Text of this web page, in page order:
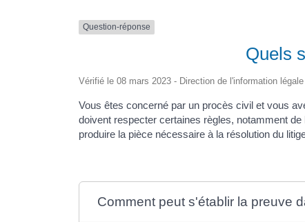
Question-réponse
Quels
Vérifié le 08 mars 2023 - Direction de l'information
Vous êtes concerné par un procès civil et vous
doivent respecter certaines règles, notamment
produire la pièce nécessaire à la résolution du
Comment peut s'établir la preuve